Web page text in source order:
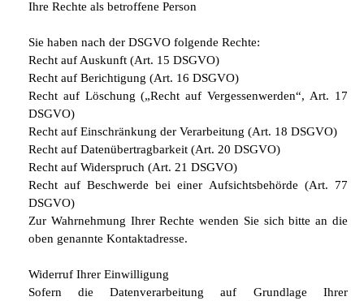
Ihre Rechte als betroffene Person
Sie haben nach der DSGVO folgende Rechte:
Recht auf Auskunft (Art. 15 DSGVO)
Recht auf Berichtigung (Art. 16 DSGVO)
Recht auf Löschung („Recht auf Vergessenwerden“, Art. 17
DSGVO)
Recht auf Einschränkung der Verarbeitung (Art. 18 DSGVO)
Recht auf Datenübertragbarkeit (Art. 20 DSGVO)
Recht auf Widerspruch (Art. 21 DSGVO)
Recht auf Beschwerde bei einer Aufsichtsbehörde (Art. 77
DSGVO)
Zur Wahrnehmung Ihrer Rechte wenden Sie sich bitte an die
oben genannte Kontaktadresse.
Widerruf Ihrer Einwilligung
Sofern die Datenverarbeitung auf Grundlage Ihrer